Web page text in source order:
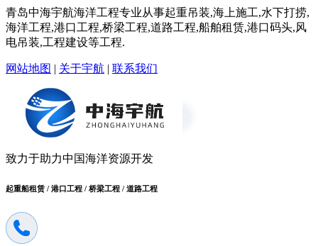
青岛中海宇航海洋工程专业从事起重吊装,海上施工,水下打捞,
海洋工程,港口工程,桥梁工程,道路工程,船舶租赁,港口码头,风
电吊装,工程建设等工程.
网站地图 | 关于宇航 | 联系我们
致力于助力中国海洋资源开发
起重船租赁 / 港口工程 / 桥梁工程 / 道路工程